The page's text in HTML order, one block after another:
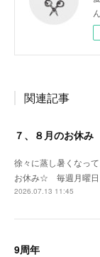
関連記事
７、８月のお休み
徐々に蒸し暑くなっ
お休み☆ 毎週月曜日
2026.07.13 11:45
9周年